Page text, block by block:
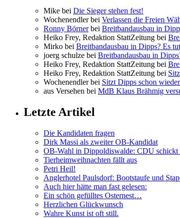
Mike bei Die Sieger stehen fest!
Wochenendler bei Verlassen die Freien
Ronny Börnerbei Breitbandausbau in
Heiko Frey, Redaktion StattZeitung bei
Mirko bei Breitbandausbau in Dipps? Es
joerg schulze bei Breitbandausbau in
Heiko Frey, Redaktion StattZeitung bei
Heiko Frey, Redaktion StattZeitung bei
Wochenendler bei Sitzt Dipps schon
aus Versehen bei MdB Klaus Brähmig
Letzte Artikel
Die Kandidaten fragen
Dirk Massi als zweiter OB-Kandidat
OB-Wahl in Dippoldiswalde: CDU schickt
Tierheimweihnachten fällt aus
Petri Heil!
Anglerhotel Paulsdorf: Bootstaufe und
Auch hier hätte man fast gelesen:
Ein schön gefülltes Osternest…
Herzlichen Glückwunsch
Wahre Kunst ist oft still.